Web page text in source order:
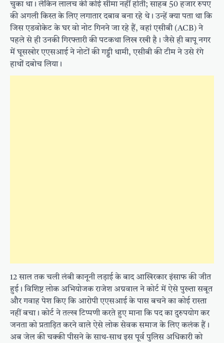
चुका था। लेकिन लालच की कोई सीमा नहीं होती; साहब 50 हजार रुपए
की अगली किस्त के लिए लगातार दबाव बना रहे थे। उन्हें क्या पता था कि
जिस एडवोकेट के घर वो नोट गिनने जा रहे हैं, वहां एसीबी (ACB) ने
पहले से ही उनकी गिरफ्तारी की पटकथा लिख रखी है। जैसे ही बापू नगर
में घूसखोर एएसआई ने नोटों की गड्डी थामी, एसीबी की टीम ने उसे रंगे
हाथों दबोच लिया।
12 साल तक चली लंबी कानूनी लड़ाई के बाद आखिरकार इंसाफ की जीत
हुई। विशिष्ट लोक अभियोजक राजेश अग्रवाल ने कोर्ट में ऐसे पुख्ता सबूत
और गवाह पेश किए कि आरोपी एएसआई के पास बचने का कोई रास्ता
नहीं बचा। कोर्ट ने तल्ख टिप्पणी करते हुए माना कि पद का दुरुपयोग कर
जनता को प्रताड़ित करने वाले ऐसे लोक सेवक समाज के लिए कलंक हैं।
अब जेल की चक्की पीसने के साथ-साथ इस पूर्व पुलिस अधिकारी को